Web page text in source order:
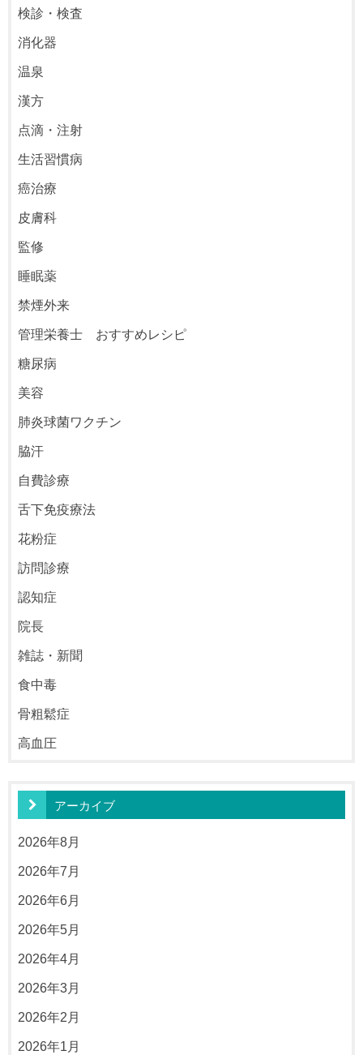
検診・検査
消化器
温泉
漢方
点滴・注射
生活習慣病
癌治療
皮膚科
監修
睡眠薬
禁煙外来
管理栄養士 おすすめレシピ
糖尿病
美容
肺炎球菌ワクチン
脇汗
自費診療
舌下免疫療法
花粉症
訪問診療
認知症
院長
雑誌・新聞
食中毒
骨粗鬆症
高血圧
アーカイブ
2026年8月
2026年7月
2026年6月
2026年5月
2026年4月
2026年3月
2026年2月
2026年1月